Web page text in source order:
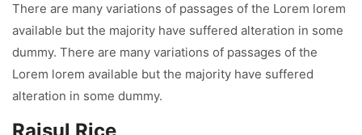
There are many variations of passages of the Lorem lorem
available but the majority have suffered alteration in some
dummy. There are many variations of passages of the
Lorem lorem available but the majority have suffered
alteration in some dummy.